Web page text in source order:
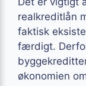
realkreditlån
faktisk
færdigt.
økonomien